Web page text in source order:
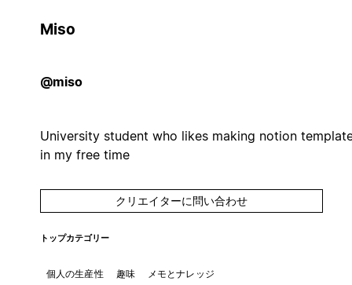
Miso
@miso
University student who likes making notion
in my free time
クリエイターに問い合わせ
トップカテゴリー
個人の生産性 趣味 メモとナレッジ